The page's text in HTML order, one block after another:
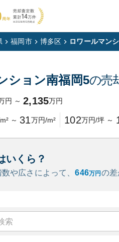
福岡市 博多区 ロワールマン
ション南福岡5の売
円 ～ 2,135万円
～ 31万円/m² 102万円/坪 ～
いくら？
や広さによって、646万円 の差